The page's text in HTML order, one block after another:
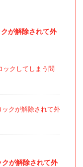
が解除されて外
ックしてしまう問
クが解除されて外
が解除されて外